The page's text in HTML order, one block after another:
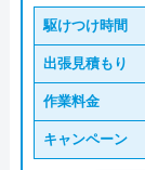
駆けつけ時間
出張見積もり
作業料金
キャンペーン